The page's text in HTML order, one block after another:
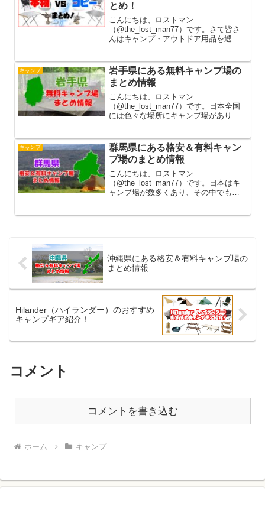
とめ！
こんにちは、ロストマン
（@the_lost_man77）です。さて皆さ
んはキャンプ・アウトドア用品を選ぶ
に形がそっくりな「コピー」「パチモ
ン」「類似品」と言われる物が沢山販...
キャンプ
岩手県にある無料キャンプ場の
まとめ情報
こんにちは、ロストマン
（@the_lost_man77）です。日本全国
には色々な場所にキャンプ場がありま
とてもありがたい存在です。今回は岩
手県にある無料キャンプ場をまとめて...
キャンプ
群馬県にある格安＆有料キャン
プ場のまとめ情報
こんにちは、ロストマン
（@the_lost_man77）です。日本はキ
ャンプ場が数多くあり、その中でも利
沖縄県にある格安＆有料キャンプ場の
まとめ情報
Hilander（ハイランダー）のおすすめ
キャンプギア紹介！
コメント
コメントを書き込む
ホーム キャンプ